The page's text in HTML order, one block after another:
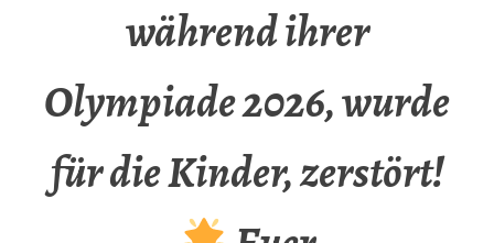
während ihrer
Olympiade 2026, wurde
für die Kinder, zerstört!